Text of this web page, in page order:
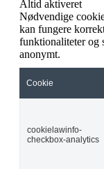
Altid aktiveret
Nødvendige
kan fungere
funktionaliteter og
anonymt.
Cookie
cookielawinfo-
checkbox-analytics